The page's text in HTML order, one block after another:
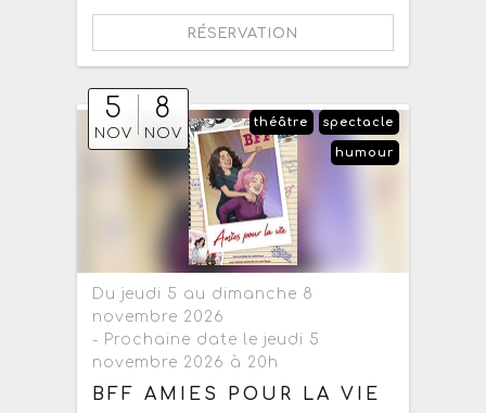
RÉSERVATION
5
NOV
8
NOV
spectacle
théâtre
humour
Du jeudi 5 au dimanche 8
novembre 2026
- Prochaine date le jeudi 5
novembre 2026 à 20h
BFF AMIES POUR LA VIE